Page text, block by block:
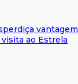
ao Estrela